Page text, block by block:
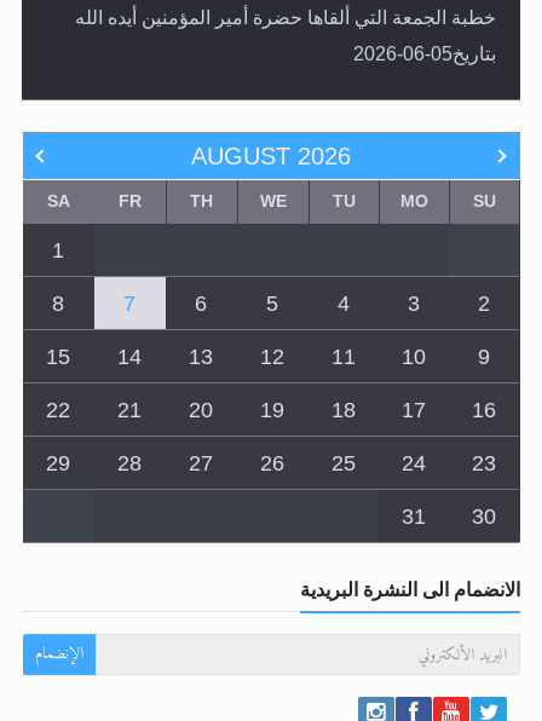
خطبة الجمعة التي ألقاها حضرة أمير المؤمنين أيده الله
بتاريخ05-06-2026
AUGUST 2026
SU
MO
TU
WE
TH
FR
SA
1
2
3
4
5
6
7
8
9
10
11
12
13
14
15
16
17
18
19
20
21
22
23
24
25
26
27
28
29
30
31
الانضمام الى النشرة البريدية
الإنضمام